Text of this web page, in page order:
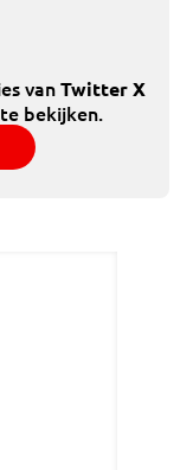
vanTwitter X
bekijken.